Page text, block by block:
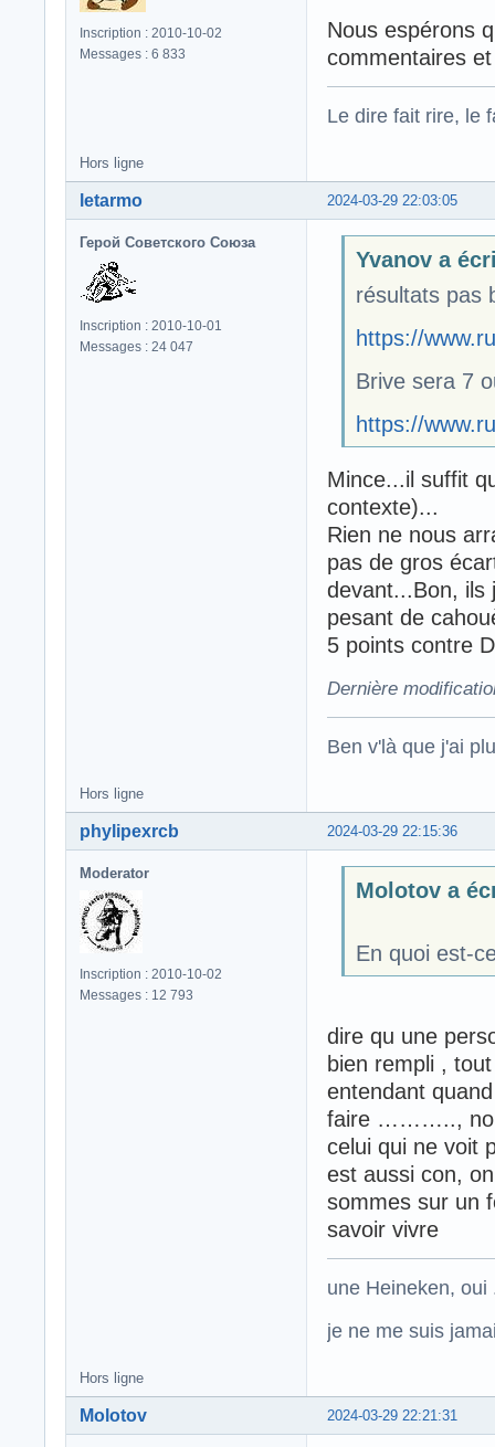
Inscription : 2010-10-02
Messages : 6 833
Nous espérons
commentaires
Le dire fait rire, le
Hors ligne
2024-03-29 22:03:05
letarmo
Герой Советского Союза
Inscription : 2010-10-01
Messages : 24 047
Yvanov a
résultats pas
https://
Brive sera 7
https://
Mince...il suffit
contexte)...
Rien ne nous
pas de gros
devant...Bon, ils
pesant de
5 points contre
Dernière
Ben v'là que j'ai
Hors ligne
2024-03-29 22:15:36
phylipexrcb
Moderator
Inscription : 2010-10-02
Messages : 12 793
Molotov a
En quoi est-
dire qu une
bien rempli ,
entendant
faire ……….., non
celui qui ne voit
est aussi con,
sommes sur un
savoir vivre
une Heineken,
je ne me suis
Hors ligne
2024-03-29 22:21:31
Molotov